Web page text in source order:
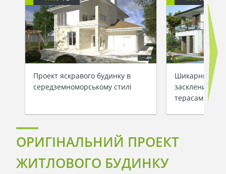
Проект яскравого будинку в
середземноморському стилі
Шикарний
заскленими
терасами
ОРИГІНАЛЬНИЙ ПРОЕКТ
ЖИТЛОВОГО БУДИНКУ